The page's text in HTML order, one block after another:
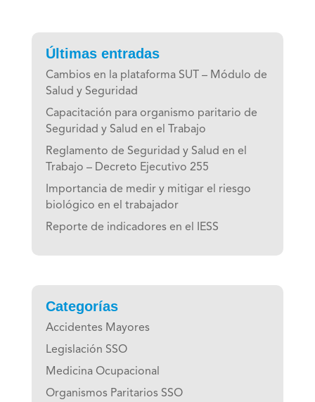
Últimas entradas
Cambios en la plataforma SUT – Módulo de
Salud y Seguridad
Capacitación para organismo paritario de
Seguridad y Salud en el Trabajo
Reglamento de Seguridad y Salud en el
Trabajo – Decreto Ejecutivo 255
Importancia de medir y mitigar el riesgo
biológico en el trabajador
Reporte de indicadores en el IESS
Categorías
Accidentes Mayores
Legislación SSO
Medicina Ocupacional
Organismos Paritarios SSO